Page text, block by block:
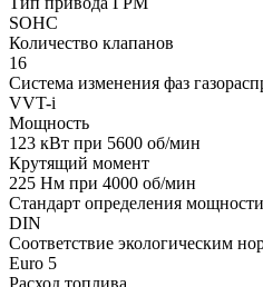
SOHC
Количество клапанов
16
Система изменения фаз
VVT-i
Мощность
123 кВт при 5600 об/мин
Крутящий момент
225 Нм при 4000 об/мин
Стандарт определения
DIN
Соответствие экологическим
Euro 5
Расход топлива